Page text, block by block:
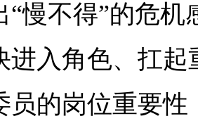
“慢不得”的危机
进入角色、扛
员的岗位重要